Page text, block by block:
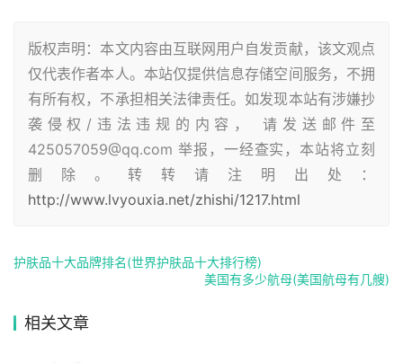
版权声明：本文内容由互联网用户自发贡献，该文观点
仅代表作者本人。本站仅提供信息存储空间服务，不拥
有所有权，不承担相关法律责任。如发现本站有涉嫌抄
袭侵权/违法违规的内容， 请发送邮件至
425057059@qq.com 举报，一经查实，本站将立刻
删除。转转请注明出处：
http://www.lvyouxia.net/zhishi/1217.html
护肤品十大品牌排名(世界护肤品十大排行榜)
美国有多少航母(美国航母有几艘)
相关文章